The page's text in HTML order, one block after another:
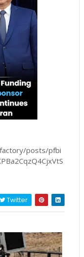
posts/pfbi
Twitter